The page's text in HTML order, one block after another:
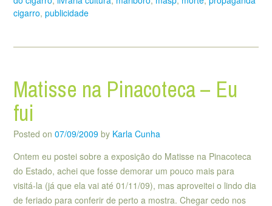
cigarro, publicidade
Matisse na Pinacoteca – Eu
fui
Posted on 07/09/2009 by Karla Cunha
Ontem eu postei sobre a exposição do Matisse na Pinacoteca
do Estado, achei que fosse demorar um pouco mais para
visitá-la (já que ela vai até 01/11/09), mas aproveitei o lindo dia
de feriado para conferir de perto a mostra. Chegar cedo nos